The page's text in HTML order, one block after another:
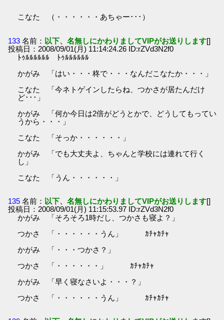
こなた （・・・・・・あちゃー･･･）
133 名前： 以下、名無しにかわりましてVIPがお送りします[]
投稿日：2008/09/01(月) 11:14:24.26 ID:rZVd3N2f0
ﾄｩﾙﾙﾙﾙﾙﾙ ﾄｩﾙﾙﾙﾙﾙﾙ
かがみ 「はい・・・柊で・・・なんだこなたか・・・」
こなた 「今ネトゲインしたらね、つかさが居たんだけ
ど･･･」
かがみ 「何か今日は2倍がどうとかで、どうしてもってい
うから・・・」
こなた 「そっか・・・・・・」
かがみ 「でも大丈夫よ、ちゃんと学校には連れて行く
し」
こなた 「うん・・・・・・」
135 名前： 以下、名無しにかわりましてVIPがお送りします[]
投稿日：2008/09/01(月) 11:15:53.97 ID:rZVd3N2f0
かがみ 「そろそろ1時だし、つかさも寝よ？」
つかさ 「・・・・・・うん」 ｶﾁｬｶﾁｬ
かがみ 「・・・つかさ？」
つかさ 「・・・・・・」 ｶﾁｬｶﾁｬ
かがみ 「早く寝なさいよ・・・？」
つかさ 「・・・・・・うん」 ｶﾁｬｶﾁｬ